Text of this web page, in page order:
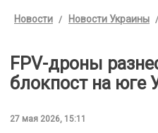
Новости Новости Украины
FPV-дроны
блокпост на
27 мая 2026, 15:11